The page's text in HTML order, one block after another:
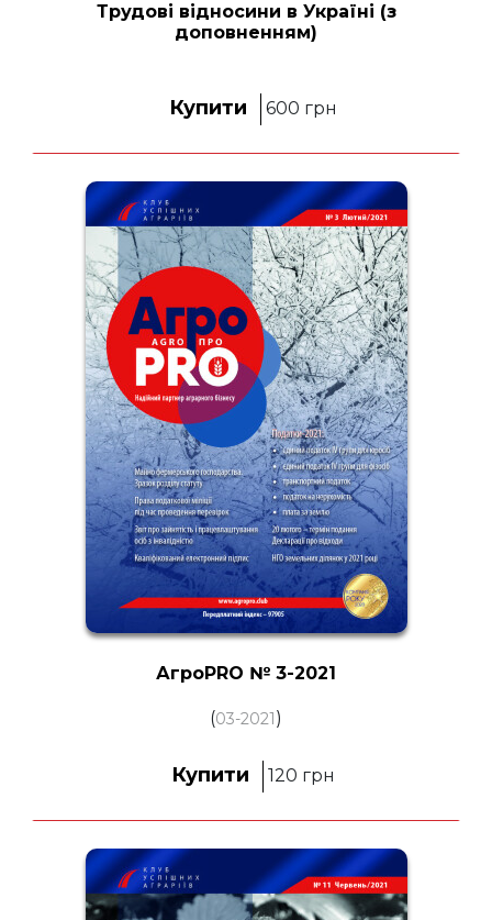
Трудові відносини в Україні (з
доповненням)
Купити 600 грн
АгроPRO № 3-2021
(03-2021)
Купити 120 грн